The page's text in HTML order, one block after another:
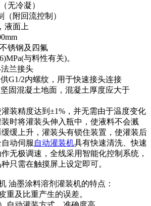
无冷凝）
附回流控制）
液面上
锈钢及四氟
与料性有关)。
兰接头
G1/2内螺纹，用于快速接头连接
固混凝土地面，混凝土厚度应大于
装精度达到±1%，并无需由于温度变化
时将灌装头伸入瓶中，使液料不会溅
缓上升，灌装头有锁住装置，使灌装后
动伺服 自动灌装机具有快速清洗、快速
无极调速，全线采用智能化控制系统，
只需在触摸屏上设定即可。
油墨涂料溶剂灌装机的特点：
重及比重产生的误差。